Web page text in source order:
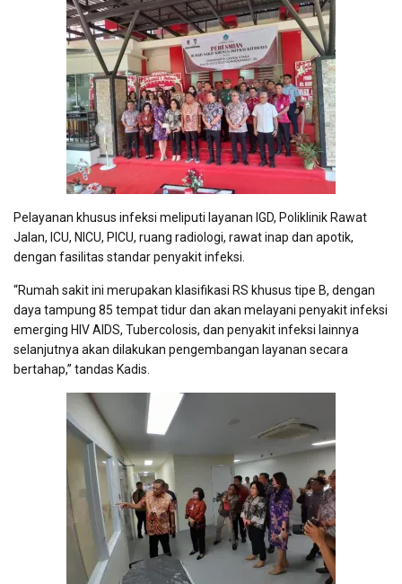
Pelayanan khusus infeksi meliputi layanan IGD, Poliklinik Rawat
Jalan, ICU, NICU, PICU, ruang radiologi, rawat inap dan apotik,
dengan fasilitas standar penyakit infeksi.
“Rumah sakit ini merupakan klasifikasi RS khusus tipe B, dengan
daya tampung 85 tempat tidur dan akan melayani penyakit infeksi
emerging HIV AIDS, Tubercolosis, dan penyakit infeksi lainnya
selanjutnya akan dilakukan pengembangan layanan secara
bertahap,” tandas Kadis.